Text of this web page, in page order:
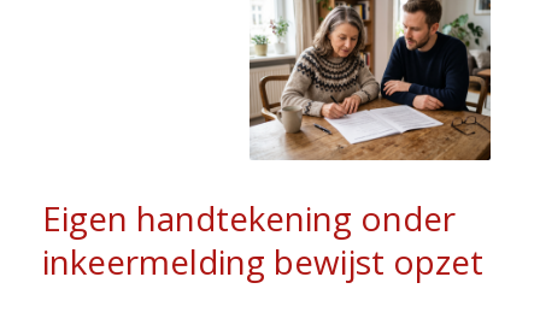
Eigen handtekening onder
inkeermelding bewijst opzet